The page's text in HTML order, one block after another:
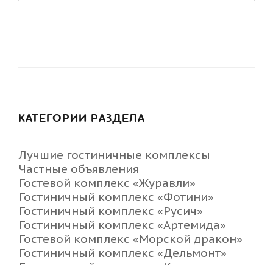
КАТЕГОРИИ РАЗДЕЛА
Лучшие гостиничные комплексы
Частные объявления
Гостевой комплекс «Журавли»
Гостиничный комплекс «Фотини»
Гостиничный комплекс «Русич»
Гостиничный комплекс «Артемида»
Гостевой комплекс «Морской дракон»
Гостиничный комплекс «Дельмонт»